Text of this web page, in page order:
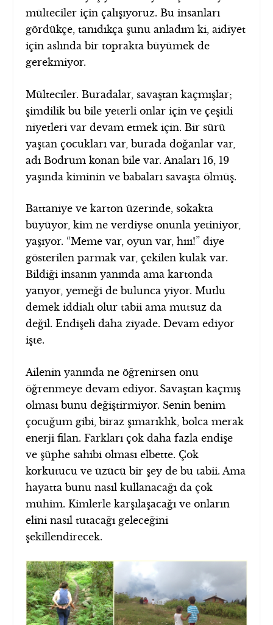
mülteciler için çalışıyoruz. Bu insanları
gördükçe, tanıdıkça şunu anladım ki, aidiyet
için aslında bir toprakta büyümek de
gerekmiyor.
Mülteciler. Buradalar, savaştan kaçmışlar;
şimdilik bu bile yeterli onlar için ve çeşitli
niyetleri var devam etmek için. Bir sürü
yaştan çocukları var, burada doğanlar var,
adı Bodrum konan bile var. Anaları 16, 19
yaşında kiminin ve babaları savaşta ölmüş.
Battaniye ve karton üzerinde, sokakta
büyüyor, kim ne verdiyse onunla yetiniyor,
yaşıyor. “Meme var, oyun var, hııı!” diye
gösterilen parmak var, çekilen kulak var.
Bildiği insanın yanında ama kartonda
yatıyor, yemeği de bulunca yiyor. Mutlu
demek iddialı olur tabii ama mutsuz da
değil. Endişeli daha ziyade. Devam ediyor
işte.
Ailenin yanında ne öğrenirsen onu
öğrenmeye devam ediyor. Savaştan kaçmış
olması bunu değiştirmiyor. Senin benim
çocuğum gibi, biraz şımarıklık, bolca merak
enerji filan. Farkları çok daha fazla endişe
ve şüphe sahibi olması elbette. Çok
korkutucu ve üzücü bir şey de bu tabii. Ama
hayatta bunu nasıl kullanacağı da çok
mühim. Kimlerle karşılaşacağı ve onların
elini nasıl tutacağı geleceğini
şekillendirecek.